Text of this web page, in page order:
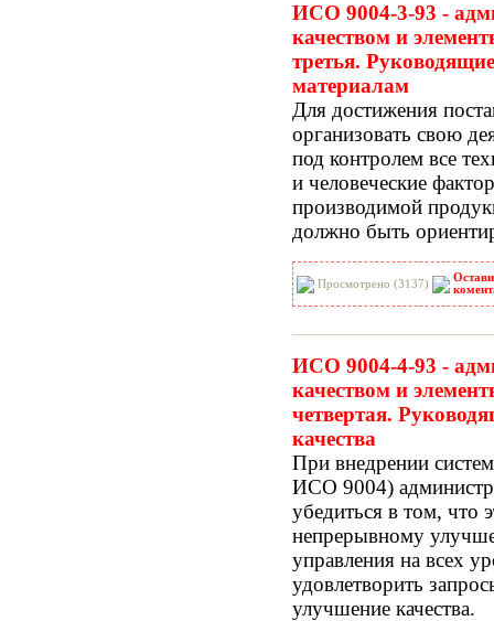
ИСО 9004-3-93 -
качеством и
третья.
материалам
Для достижения
организовать свою
под контролем все
и человеческие
производимой
должно быть
Просмотрено (3137)
ИСО 9004-4-93 -
качеством и
четвертая.
качества
При внедрении
ИСО 9004)
убедиться в том, что
непрерывному
управления на всех
удовлетворить
улучшение качества.